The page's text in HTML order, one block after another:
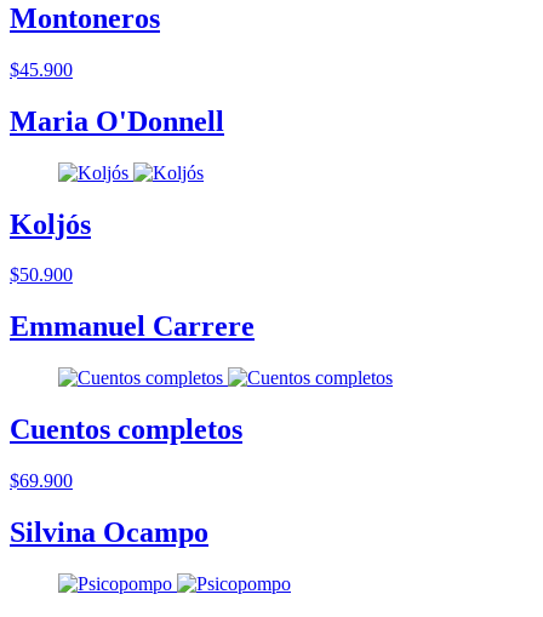
Montoneros
$45.900
Maria O'Donnell
Koljós
$50.900
Emmanuel Carrere
Cuentos completos
$69.900
Silvina Ocampo